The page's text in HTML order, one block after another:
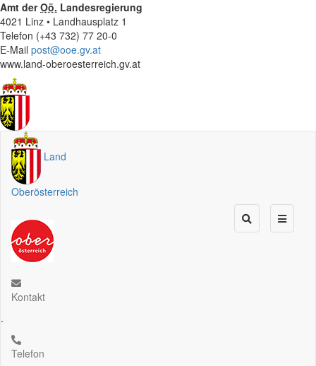
Amt derOö. Landesregierung
4021 Linz • Landhausplatz 1
Telefon (+43 732) 77 20-0
E-Mail post@ooe.gv.at
www.land-oberoesterreich.gv.at
Land
Oberösterreich
Kontakt
.
Telefon